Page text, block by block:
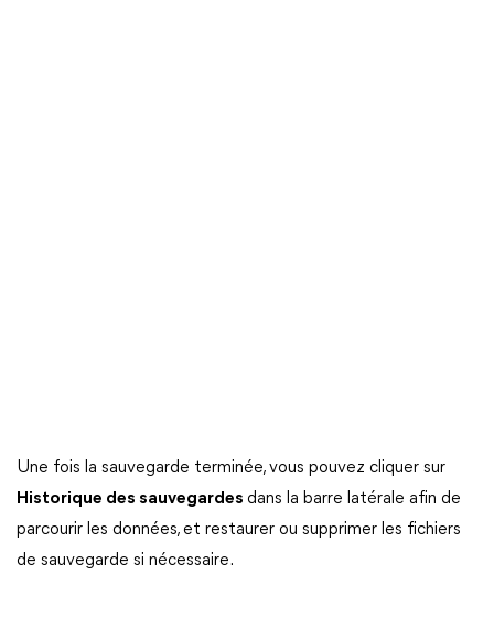
Une fois la sauvegarde terminée, vous pouvez cliquer sur
Historique des sauvegardes dans la barre latérale afin de
parcourir les données, et restaurer ou supprimer les fichiers
de sauvegarde si nécessaire.